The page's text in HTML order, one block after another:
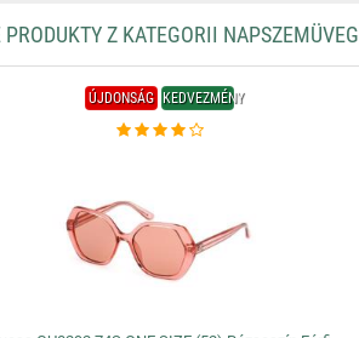
PRODUKTY Z KATEGORII NAPSZEMÜVEG
ÚJDONSÁG KEDVEZMÉNY